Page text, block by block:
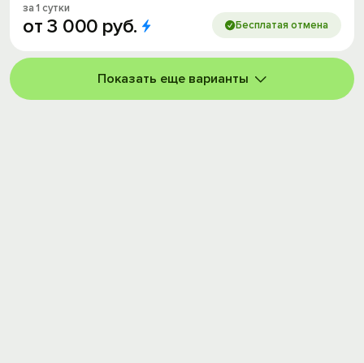
за 1 сутки
от3 000 руб. Бесплатая отмена
Показать еще варианты